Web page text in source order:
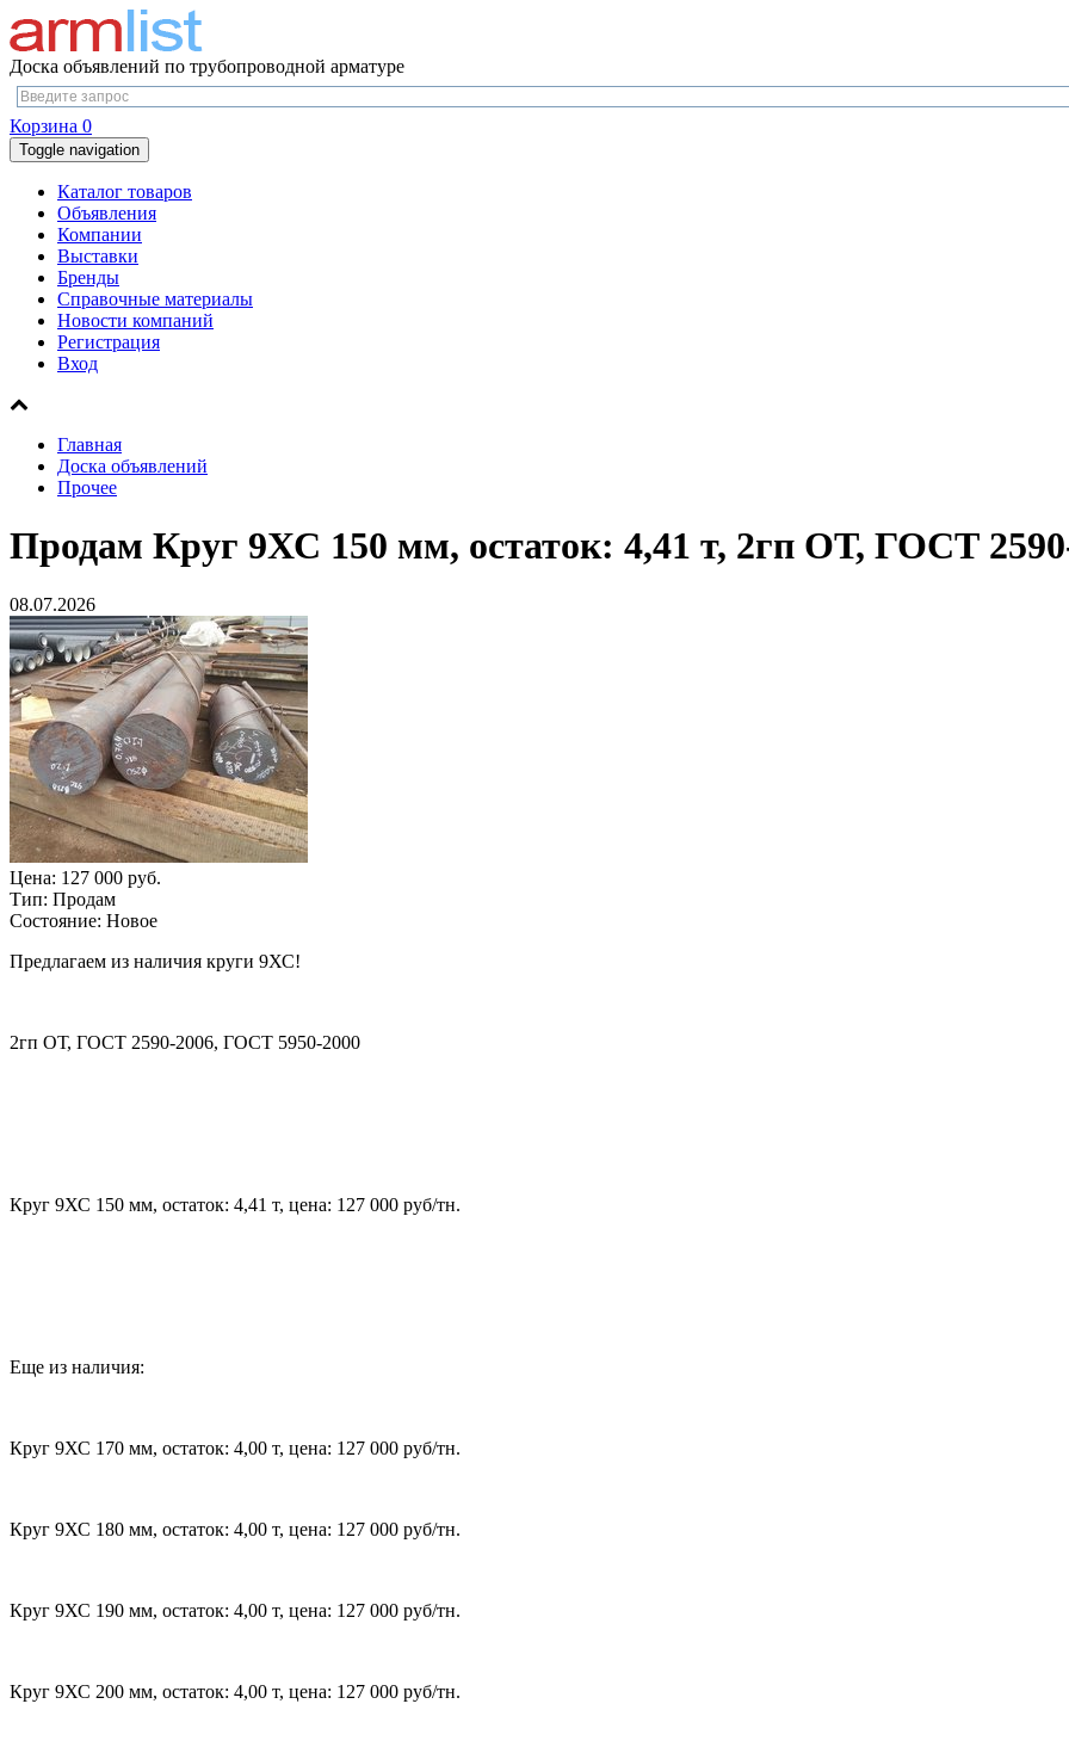
Доска объявлений по трубопроводной арматуре
Корзина 0
Toggle navigation
Каталог товаров
Объявления
Компании
Выставки
Бренды
Справочные материалы
Новости компаний
Регистрация
Вход
Главная
Доска объявлений
Прочее
Продам Круг 9ХС 150 мм, остаток: 4,41 т, 2гп ОТ, ГОСТ
08.07.2026
Цена: 127 000 руб.
Тип: Продам
Состояние: Новое
Предлагаем из наличия круги 9ХС!
2гп ОТ, ГОСТ 2590-2006, ГОСТ 5950-2000
Круг 9ХС 150 мм, остаток: 4,41 т, цена: 127 000 руб/тн.
Еще из наличия:
Круг 9ХС 170 мм, остаток: 4,00 т, цена: 127 000 руб/тн.
Круг 9ХС 180 мм, остаток: 4,00 т, цена: 127 000 руб/тн.
Круг 9ХС 190 мм, остаток: 4,00 т, цена: 127 000 руб/тн.
Круг 9ХС 200 мм, остаток: 4,00 т, цена: 127 000 руб/тн.